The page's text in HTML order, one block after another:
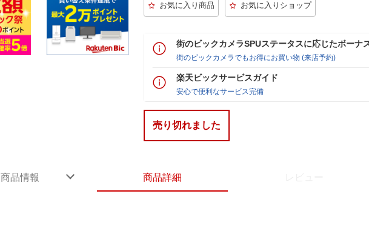
街のビックカメラSPUステータスに応じたボーナ
街のビックカメラでもお得にお買い物 (来店予約)
楽天ビックサービスガイド
安心で便利なサービス完備
売り切れました
商品情報 商品詳細